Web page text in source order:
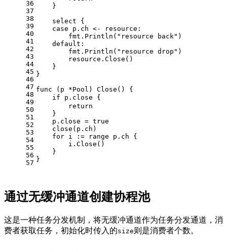
36
37
38
39
40
41
42
43
44
45
46
47
48
49
50
51
52
53
54
55
56
57
    }
select {
case p.ch <- resource:
        fmt.Println(
"resource back" )
default :
        fmt.Println(
"resource drop" )
        resource.Close()
    }
}
func
(p *Pool)
Close() {
if p. close
return
    }
    p.
close = true
close (p.ch)
for i := range p.ch {
        i.Close()
    }
}
通过无缓冲通道创建协程池
这是一种任务分发机制，将无缓冲通道作为任务分发通道，消
费者获取任务，初始化时传入的size 则是消费者个数。